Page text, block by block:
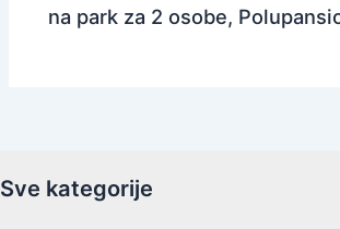
na park za 2 osobe,
Sve kategorije